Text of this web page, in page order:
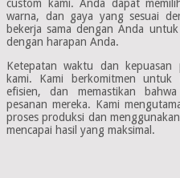
custom kami. Anda dapat
warna, dan gaya yang sesuai
bekerja sama dengan Anda
dengan harapan Anda.
Ketepatan waktu dan kepuasan
kami. Kami berkomitmen untuk
efisien, dan memastikan
pesanan mereka. Kami
proses produksi dan
mencapai hasil yang maksimal.